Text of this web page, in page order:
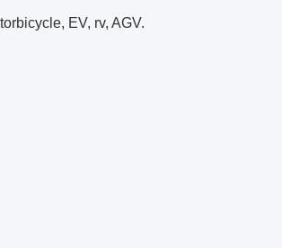
EV, rv, AGV.